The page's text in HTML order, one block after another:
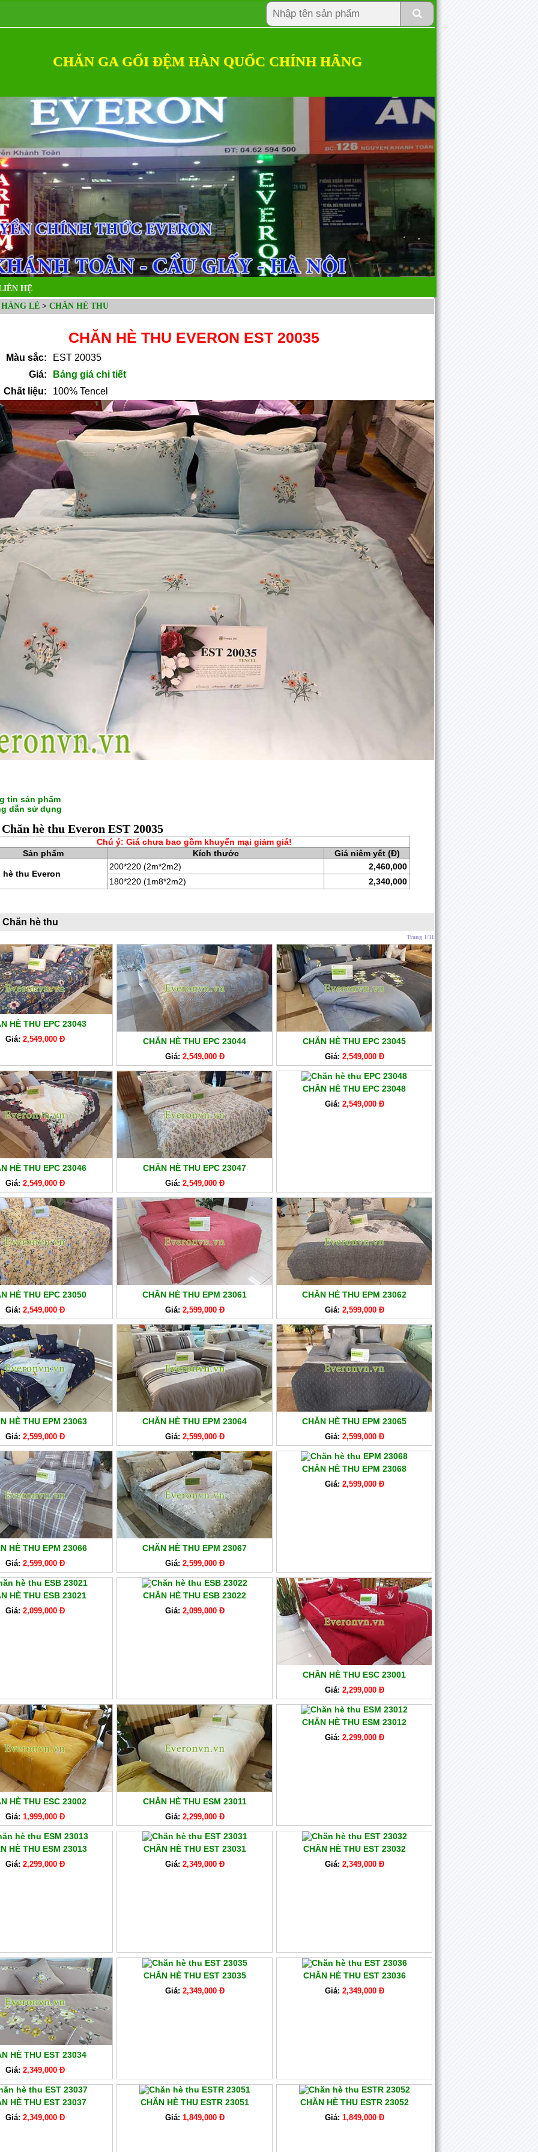
CHĂN GA GỐI ĐỆM HÀN QUỐC CHÍNH HÃNG
HỆ
LẺ > CHĂN HÈ THU
CHĂN HÈ THU EVERON EST 20035
Màu sắc:
EST 20035
Giá:
Bảng giá chi tiết
Chất liệu:
100% Tencel
tin sản phẩm
dẫn sử dụng
hè thu Everon EST 20035
Chú ý: Giá chưa bao gồm khuyến mại giảm giá!
Sản phẩm
Kích thước Giá niêm yết (Đ)
hè thu Everon
200*220 (2m*2m2)
2,460,000
180*220 (1m8*2m2)
2,340,000
hè thu
Trang 1/11
HÈ THU EPC 23043
Giá: 2,549,000 Đ CHĂN HÈ THU EPC 23044
Giá: 2,549,000 Đ
CHĂN HÈ THU EPC 23045
Giá: 2,549,000 Đ
HÈ THU EPC 23046
Giá: 2,549,000 Đ
CHĂN HÈ THU EPC 23047
Giá: 2,549,000 Đ
CHĂN HÈ THU EPC 23048
Giá: 2,549,000 Đ
HÈ THU EPC 23050
Giá: 2,549,000 Đ
CHĂN HÈ THU EPM 23061
Giá: 2,599,000 Đ
CHĂN HÈ THU EPM 23062
Giá: 2,599,000 Đ
HÈ THU EPM 23063
Giá: 2,599,000 Đ
CHĂN HÈ THU EPM 23064
Giá: 2,599,000 Đ
CHĂN HÈ THU EPM 23065
Giá: 2,599,000 Đ
HÈ THU EPM 23066
Giá: 2,599,000 Đ
CHĂN HÈ THU EPM 23067
Giá: 2,599,000 Đ
CHĂN HÈ THU EPM 23068
Giá: 2,599,000 Đ
HÈ THU ESB 23021
Giá: 2,099,000 Đ
CHĂN HÈ THU ESB 23022
Giá: 2,099,000 Đ
CHĂN HÈ THU ESC 23001
Giá: 2,299,000 Đ
HÈ THU ESC 23002
Giá: 1,999,000 Đ
CHĂN HÈ THU ESM 23011
Giá: 2,299,000 Đ
CHĂN HÈ THU ESM 23012
Giá: 2,299,000 Đ
HÈ THU ESM 23013
Giá: 2,299,000 Đ
CHĂN HÈ THU EST 23031
Giá: 2,349,000 Đ
CHĂN HÈ THU EST 23032
Giá: 2,349,000 Đ
HÈ THU EST 23034
Giá: 2,349,000 Đ
CHĂN HÈ THU EST 23035
Giá: 2,349,000 Đ
CHĂN HÈ THU EST 23036
Giá: 2,349,000 Đ
HÈ THU EST 23037
Giá: 2,349,000 Đ
CHĂN HÈ THU ESTR 23051
Giá: 1,849,000 Đ
CHĂN HÈ THU ESTR 23052
Giá: 1,849,000 Đ